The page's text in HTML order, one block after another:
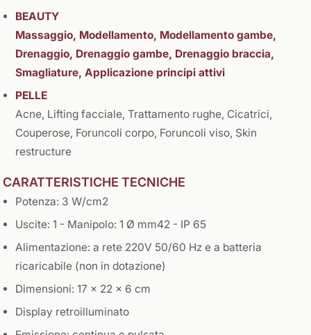
BEAUTY
Massaggio, Modellamento, Modellamento gambe,
Drenaggio, Drenaggio gambe, Drenaggio braccia,
Smagliature, Applicazione principi attivi
PELLE
Acne, Lifting facciale, Trattamento rughe, Cicatrici,
Couperose, Foruncoli corpo, Foruncoli viso, Skin
restructure
CARATTERISTICHE TECNICHE
Potenza: 3 W/cm2
Uscite: 1 - Manipolo: 1 Ø mm42 - IP 65
Alimentazione: a rete 220V 50/60 Hz e a batteria
ricaricabile (non in dotazione)
Dimensioni: 17 x 22 x 6 cm
Display retroilluminato